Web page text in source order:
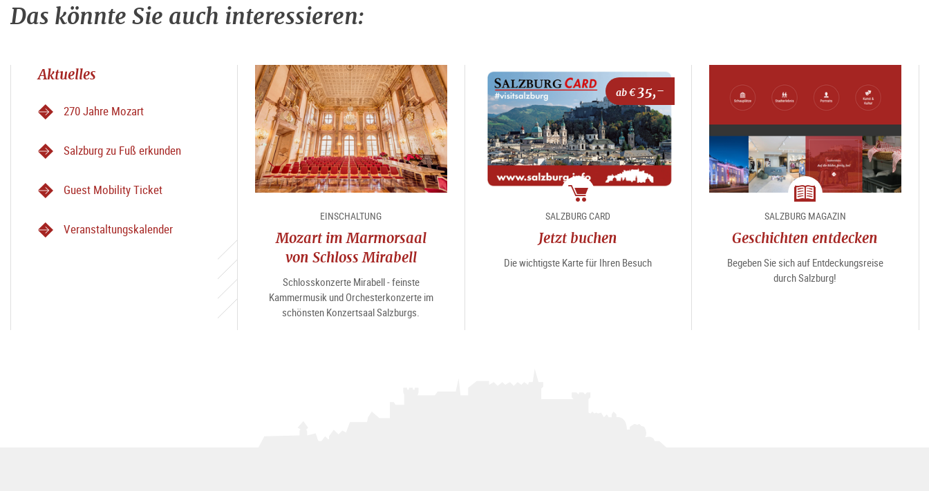
Das könnte Sie auch interessieren:
Aktuelles
270 Jahre Mozart
Salzburg zu Fuß erkunden
Guest Mobility Ticket
Veranstaltungskalender
EINSCHALTUNG
Mozart im Marmorsaal
von Schloss Mirabell
Schlosskonzerte Mirabell - feinste
Kammermusik und Orchesterkonzerte im
schönsten Konzertsaal Salzburgs.
ab €35,-
Package
SALZBURG CARD
Jetzt buchen
Die wichtigste Karte für Ihren Besuch
Magazin
SALZBURG MAGAZIN
Geschichten entdecken
Begeben Sie sich auf Entdeckungsreise
durch Salzburg!